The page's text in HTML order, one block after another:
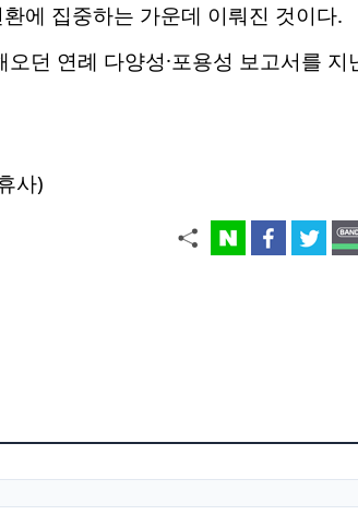
에 집중하는 가운데 이뤄진 것이다.
던 연례 다양성·포용성 보고서를
사)